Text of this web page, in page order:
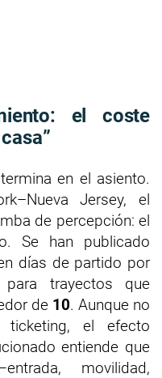
el coste
en el asiento.
Jersey, el
de percepción: el
Se han publicado
días de partido por
para trayectos que
de 10. Aunque no
el efecto
entiende que
movilidad,